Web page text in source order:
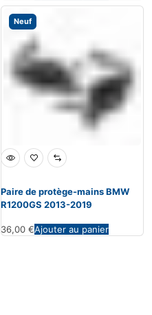
Neuf
Paire de protège-mains BMW
R1200GS 2013-2019
36,00 €Ajouter au panier